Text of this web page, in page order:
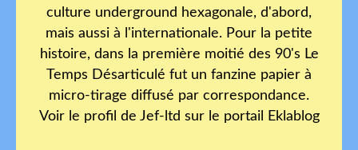
culture underground hexagonale, d'abord,
mais aussi à l'internationale. Pour la petite
histoire, dans la première moitié des 90's Le
Temps Désarticulé fut un fanzine papier à
micro-tirage diffusé par correspondance.
Voir le profil de Jef-ltd sur le portail Eklablog